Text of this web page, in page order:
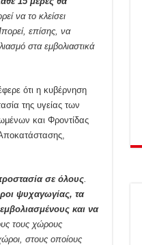
να το κλείσει
επίσης, να
στα εμβολιαστικά
ότι η κυβέρνηση
της υγείας των
και Φροντίδας
σε όλους.
ψυχαγωγίας, τα
και να
τους χώρους
στους οποίους